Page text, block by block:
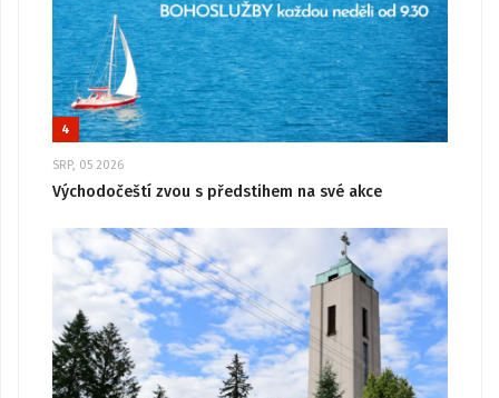
4
SRP, 05 2026
Východočeští zvou s předstihem na své akce